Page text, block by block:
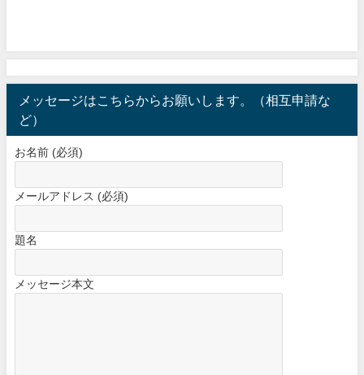
メッセージはこちらからお願いします。（相互申請な
ど）
お名前 (必須)
メールアドレス (必須)
題名
メッセージ本文